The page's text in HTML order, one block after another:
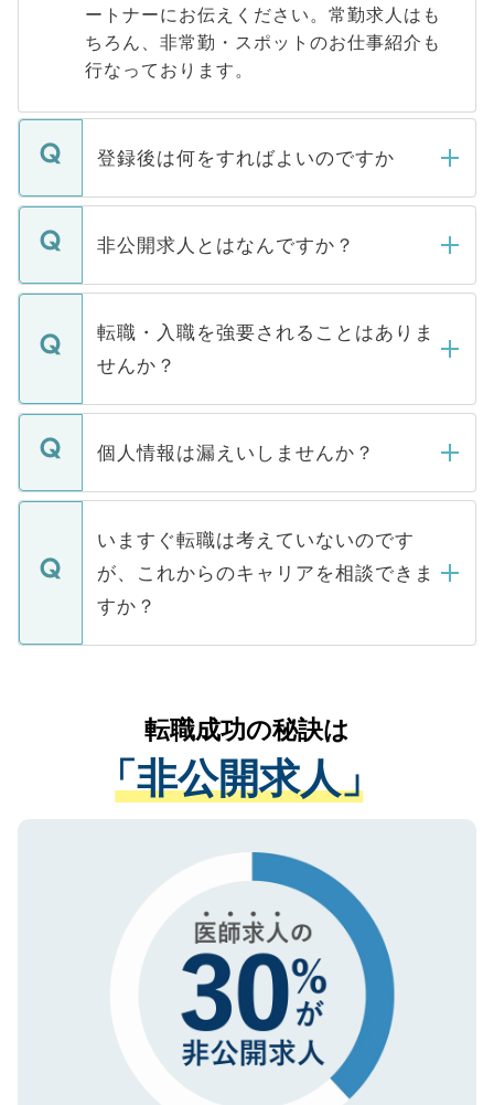
ートナーにお伝えください。常勤求人はも
ちろん、非常勤・スポットのお仕事紹介も
行なっております。
登録後は何をすればよいのですか
ご登録いただきましたら、弊社担当者がご
登録内容を確認し、その後メールもしくは
ます。通常、5営業日以内にはご連絡をせて
いただきますので、しばらくお待ちくださ
非公開求人とはなんですか？
マイナビDOCTORで取り扱っている求人の
うち約3割は、Webサイトからご覧いただ
けない「非公開求人」です。非公開求人は
下記の理由によって、一般には公開してい
ません。
■応募殺到を避けるため 人気のある医療機
関を公にしてしまうと、応募が殺到する場
に、医療機関が求める条件に合った人材の
みを人材紹介会社に依頼するケースが増え
ています。
転職・入職を強要されることはありま
せんか？
転職・入職を強要することは一切ありませ
ん。また、仮に応募先から内定をいただい
定を承諾する必要はありません。内定先へ
の辞退の連絡はキャリアパートナーが行い
個人情報は漏えいしませんか？
個人情報が漏えいすることはありませんの
で、ご安心ください。当サイトからの登録
などで収集したご登録者様の個人情報は、
ご本人のキャリアアップおよび転職活動の
支援を目的に使用いたします。お預かりし
ているすべての個人データはご本人の許可
は、個人情報の取り扱いについての厳密な
管理基準を満たした事業者のみに付与され
る、プライバシーマークを取得済みです。
で、機密保持に関してもご安心ください。
いますぐ転職は考えていないのです
が、これからのキャリアを相談できま
すか？
かがいして、現在の医療機関の状況や紹介
経験をまじえながら、適切なアドバイスを
させていただきます。すぐにご転職をされ
ない方には、長期的なサポートが可能です
ので、まずはご登録ください。
転職成功の秘訣は
「非公開求人」